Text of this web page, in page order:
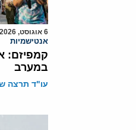
6 אוגוסט, 2026
אנטישמיות
קמפיזם:
במערב
עו"ד תרצה